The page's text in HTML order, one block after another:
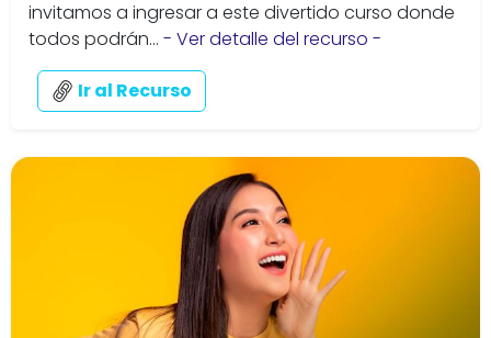
invitamos a ingresar a este divertido curso donde
todos podrán... - Ver detalle del recurso -
Ir al Recurso